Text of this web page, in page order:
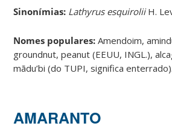
Sinonímias: Lathyrus esquiroliiH.
Nomes populares:Amendoim,
groundnut, peanut (EEUU, INGL.),
mãdu’bi (do TUPI, significa enterrado).
AMARANTO